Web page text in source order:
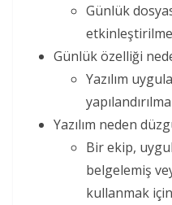
Günlük
Günlük özelliği
Yazılım
Yazılım neden
Bir ekip,
belgelemiş
kullanmak